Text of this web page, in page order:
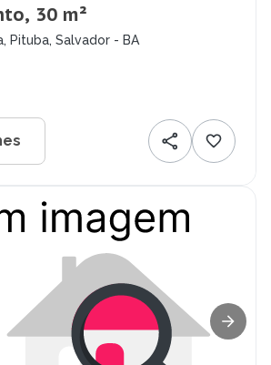
30 m²
Pituba, Salvador - BA